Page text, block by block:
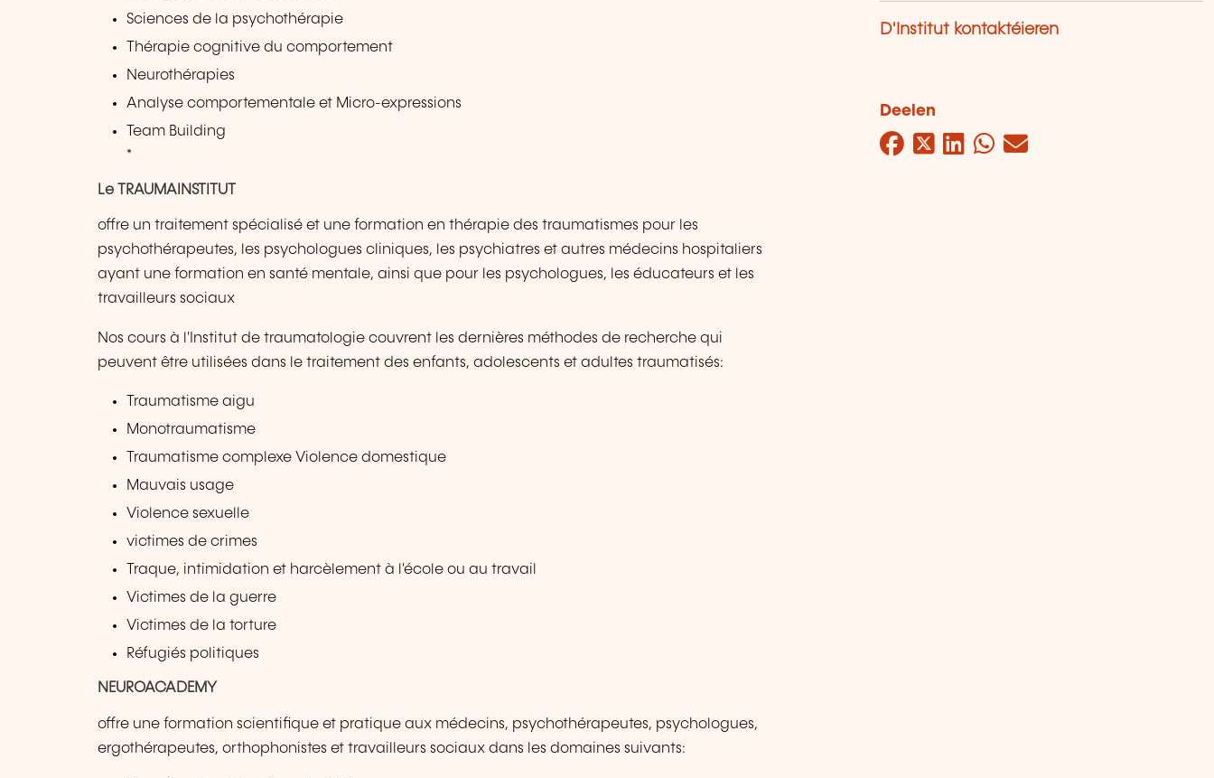
Sciences de la psychothérapie
Thérapie cognitive du comportement
Neurothérapies
Analyse comportementale et Micro-expressions
Team Building
*
Le TRAUMAINSTITUT
offre un traitement spécialisé et une formation en thérapie des traumatismes pour les
psychothérapeutes, les psychologues cliniques, les psychiatres et autres médecins hospitaliers
ayant une formation en santé mentale, ainsi que pour les psychologues, les éducateurs et les
travailleurs sociaux
Nos cours à l'Institut de traumatologie couvrent les dernières méthodes de recherche qui
peuvent être utilisées dans le traitement des enfants, adolescents et adultes traumatisés:
Traumatisme aigu
Monotraumatisme
Traumatisme complexe Violence domestique
Mauvais usage
Violence sexuelle
victimes de crimes
Traque, intimidation et harcèlement à l'école ou au travail
Victimes de la guerre
Victimes de la torture
Réfugiés politiques
NEUROACADEMY
offre une formation scientifique et pratique aux médecins, psychothérapeutes, psychologues,
ergothérapeutes, orthophonistes et travailleurs sociaux dans les domaines suivants:
D'Institut kontaktéieren
Deelen
Facebook
Twitter
LinkedIn
WhatsApp
Mail